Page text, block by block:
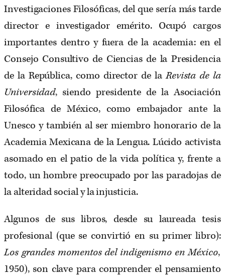
Investigaciones Filosóficas, del que sería más tarde
director e investigador emérito. Ocupó cargos
importantes dentro y fuera de la academia: en el
Consejo Consultivo de Ciencias de la Presidencia
de la República, como director de laRevista de la
Universidad, siendo presidente de la Asociación
Filosófica de México, como embajador ante la
Unesco y también al ser miembro honorario de la
Academia Mexicana de la Lengua. Lúcido activista
asomado en el patio de la vida política y, frente a
todo, un hombre preocupado por las paradojas de
la alteridad social y la injusticia.
Algunos de sus libros, desde su laureada tesis
profesional (que se convirtió en su primer libro):
Los grandes momentos del indigenismo en México,
1950), son clave para comprender el pensamiento